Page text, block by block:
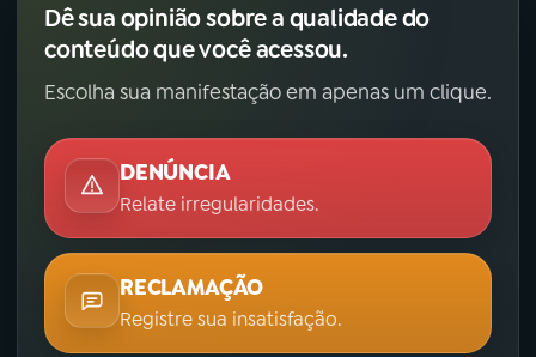
Dê sua opinião sobre a qualidade do
conteúdo que você acessou.
Escolha sua manifestação em apenas um clique.
DENÚNCIA
Relate irregularidades.
RECLAMAÇÃO
Registre sua insatisfação.